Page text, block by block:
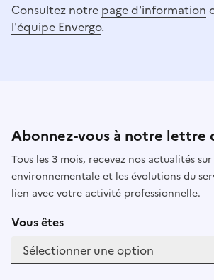
Consultez notre page d'information
l'équipe Envergo.
Abonnez-vous à notre lettre
Tous les 3 mois, recevez nos actualités
environnementale et les évolutions du
lien avec votre activité professionnelle.
Vous êtes